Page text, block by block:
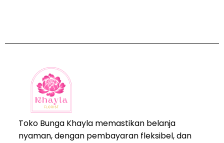
Toko Bunga Khayla memastikan belanja
nyaman, dengan pembayaran fleksibel, dan